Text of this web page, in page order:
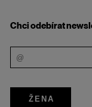
Chci odebírat
ŽENA